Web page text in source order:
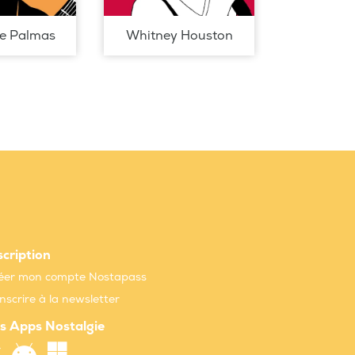
Palmas Whitney Houston
mon compte Nostapass
à la newsletter
Apps Nostalgie